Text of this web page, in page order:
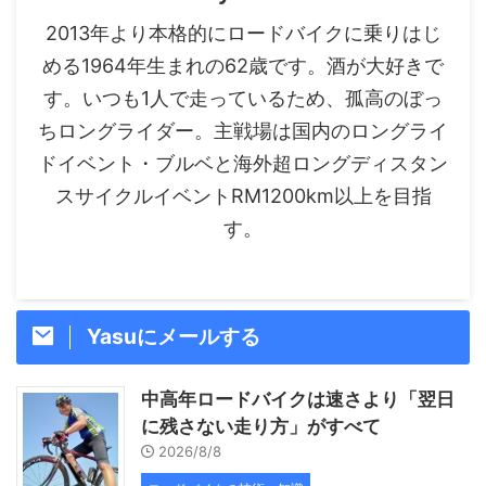
2013年より本格的にロードバイクに乗りはじ
める1964年生まれの62歳です。酒が大好きで
す。いつも1人で走っているため、孤高のぼっ
ちロングライダー。主戦場は国内のロングライ
ドイベント・ブルベと海外超ロングディスタン
スサイクルイベントRM1200km以上を目指
す。
Yasuにメールする
中高年ロードバイクは速さより「翌日
に残さない走り方」がすべて
2026/8/8